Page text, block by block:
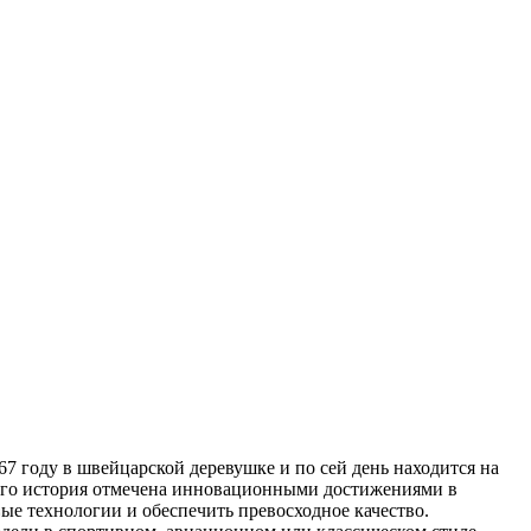
году в швейцарской деревушке и по сей день находится на
история отмечена инновационными достижениями в
технологии и обеспечить превосходное качество.